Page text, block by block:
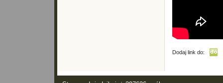
Dodaj link do: